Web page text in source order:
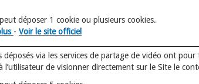
déposer 1 cookie ou plusieurs cookies.
- Voir le site officiel
déposés via les services de partage de vidéo ont pour
l’utilisateur de visionner directement sur le Site le